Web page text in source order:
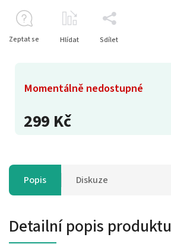
299 Kč
Momentálně nedostupné
Zeptat se Hlídat Sdílet
Popis Diskuze
Detailní popis produktu